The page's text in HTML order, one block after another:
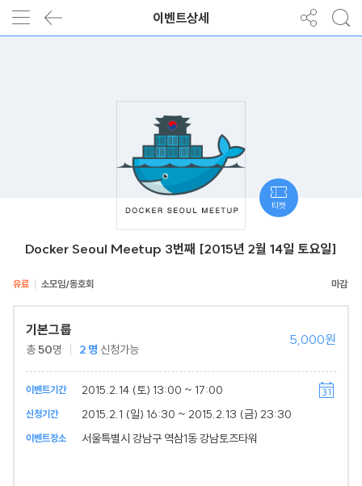
이벤트상세
Docker Seoul Meetup 3번째 [2015년 2월 14일 토요일]
유료 소모임/동호회
기본그룹
총50명 2 명 신청가능
5,000원
이벤트기간 2015.2.14 (토) 13:00 ~ 17:00
신청기간 2015.2.1 (일) 16:30 ~ 2015.2.13 (금) 23:30
이벤트장소 서울특별시 강남구 역삼1동 강남토즈타워
티켓